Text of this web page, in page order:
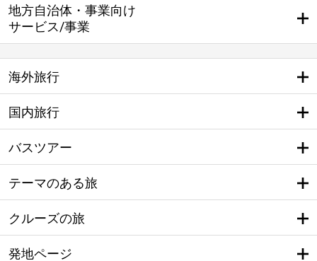
地方自治体・事業向け
サービス/事業
海外旅行
国内旅行
バスツアー
テーマのある旅
クルーズの旅
発地ページ